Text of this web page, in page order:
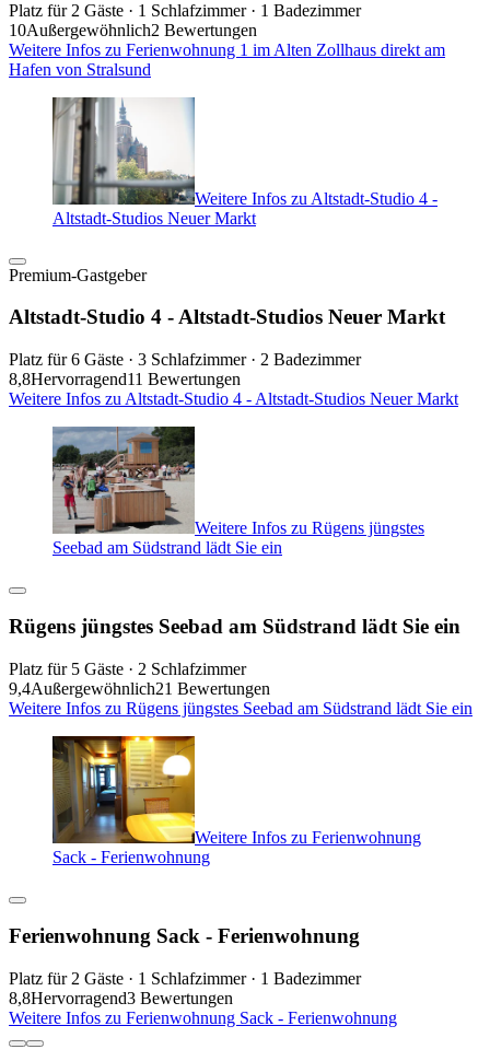
Platz für 2 Gäste · 1 Schlafzimmer · 1 Badezimmer
10Außergewöhnlich2 Bewertungen
Weitere Infos zu Ferienwohnung 1 im Alten Zollhaus direkt am
Hafen von Stralsund
Weitere Infos zu Altstadt-Studio 4 -
Altstadt-Studios Neuer Markt
Premium-Gastgeber
Altstadt-Studio 4 - Altstadt-Studios Neuer Markt
Platz für 6 Gäste · 3 Schlafzimmer · 2 Badezimmer
8,8Hervorragend11 Bewertungen
Weitere Infos zu Altstadt-Studio 4 - Altstadt-Studios Neuer Markt
Weitere Infos zu Rügens jüngstes
Seebad am Südstrand lädt Sie ein
Rügens jüngstes Seebad am Südstrand lädt Sie ein
Platz für 5 Gäste · 2 Schlafzimmer
9,4Außergewöhnlich21 Bewertungen
Weitere Infos zu Rügens jüngstes Seebad am Südstrand lädt Sie ein
Weitere Infos zu Ferienwohnung
Sack - Ferienwohnung
Ferienwohnung Sack - Ferienwohnung
Platz für 2 Gäste · 1 Schlafzimmer · 1 Badezimmer
8,8Hervorragend3 Bewertungen
Weitere Infos zu Ferienwohnung Sack - Ferienwohnung